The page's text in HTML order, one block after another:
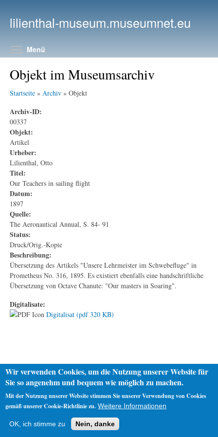
lilienthal-museum.museumnet.eu
Menü
Objekt im Museumsarchiv
Startseite » Archiv » Objekt
Archiv-ID:
00337
Objekt:
Artikel
Urheber:
Lilienthal, Otto
Titel:
Our Teachers in sailing flight
Datum:
1897
Quelle:
The Aeronautical Annual, S. 84- 91
Status:
Druck/Orig.-Kopie
Beschreibung:
Übersetzung des Artikels "Unsere Lehrmeister im Schwebefluge" in
Prometheus No. 316, 1895. Es existiert ebenfalls eine handschriftliche
Übersetzung von Octave Chanute: "Our masters in Soaring".
Digitalisate:
Digitalisat (pdf 320 KB)
Impressum
Wir verwenden Cookies, um die Nutzung unserer Website für
Sie so angenehm und bequem wie möglich zu machen.
Mit der Nutzung unserer Website stimmen Sie unserer Verwendung von Cookies
gemäß unserer Cookie-Richtlinie zu. Weitere Informationen
OK, ich stimme zu Nein, danke